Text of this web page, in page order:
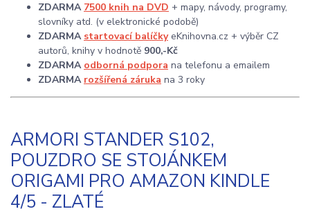
ZDARMA 7500 knih na DVD + mapy, návody, programy,
slovníky atd. (v elektronické podobě)
ZDARMA startovací balíčkyeKnihovna.cz + výběr CZ
autorů, knihy v hodnotě 900,-Kč
ZDARMA odborná podpora na telefonu a emailem
ZDARMA rozšířená záruka na 3 roky
ARMORI STANDER S102,
POUZDRO SE STOJÁNKEM
ORIGAMI PRO AMAZON KINDLE
4/5 - ZLATÉ